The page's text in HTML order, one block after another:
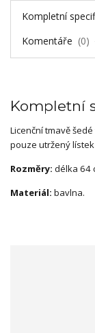
Kompletní
Komentáře
0
Kompletní
Licenční tmavě
pouze utržený
Rozměry: délka 64
Materiál: bavlna.